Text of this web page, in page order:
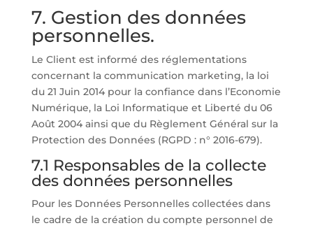
7. Gestion des données
personnelles.
Le Client est informé des réglementations
concernant la communication marketing, la loi
du 21 Juin 2014 pour la confiance dans l’Economie
Numérique, la Loi Informatique et Liberté du 06
Août 2004 ainsi que du Règlement Général sur la
Protection des Données (RGPD : n° 2016-679).
7.1 Responsables de la collecte
des données personnelles
Pour les Données Personnelles collectées dans
le cadre de la création du compte personnel de